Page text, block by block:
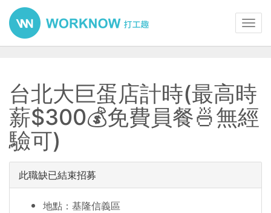
台北大巨蛋店計時(最高時
薪$300💰免費員餐🍜無經
驗可)
此職缺已結束招募
地點：基隆信義區